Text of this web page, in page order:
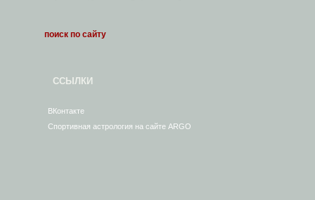
ССЫЛКИ
ВКонтакте
Спортивная астрология на сайте ARGO